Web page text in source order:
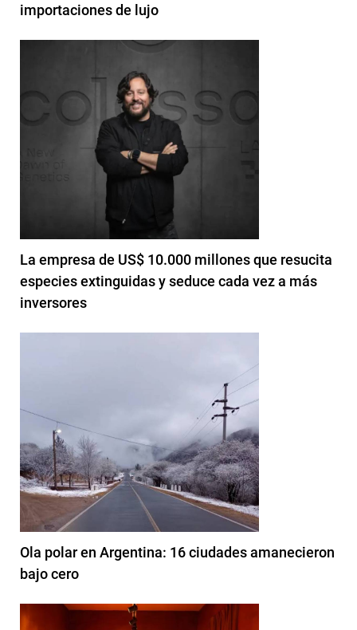
importaciones de lujo
La empresa de US$ 10.000 millones que resucita
especies extinguidas y seduce cada vez a más
inversores
Ola polar en Argentina: 16 ciudades amanecieron
bajo cero